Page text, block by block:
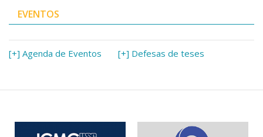
EVENTOS
[+] Agenda de Eventos [+] Defesas de teses